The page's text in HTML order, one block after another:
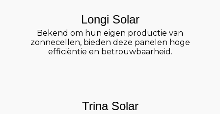
Longi Solar
Bekend om hun eigen productie van
zonnecellen, bieden deze panelen hoge
efficiëntie en betrouwbaarheid.
Trina Solar